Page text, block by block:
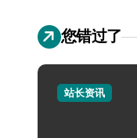
您错过了
站长资讯